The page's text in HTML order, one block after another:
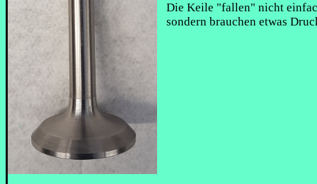
Die Keile "fallen" nicht
sondern brauchen etwas